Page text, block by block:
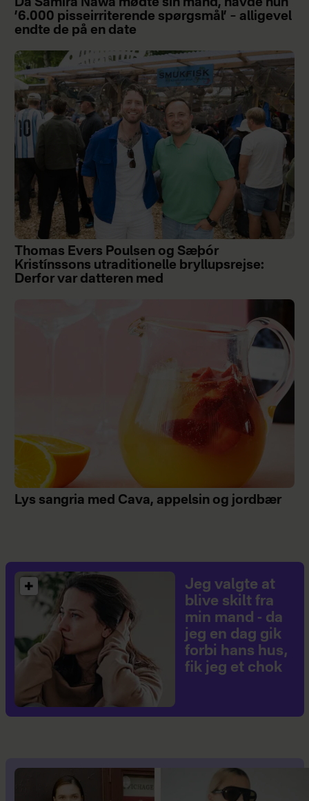
Da Samira Nawa mødte sin mand, havde hun
’6.000 pisseirriterende spørgsmål’ – alligevel
endte de på en date
Thomas Evers Poulsen og Sæþór
Kristínssons utraditionelle bryllupsrejse:
Derfor var datteren med
Lys sangria med Cava, appelsin og jordbær
Jeg valgte at
blive skilt fra
min mand - da
jeg en dag gik
forbi hans hus,
fik jeg et chok